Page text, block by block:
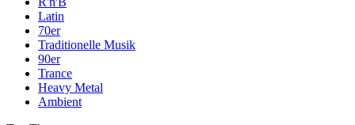
Latin
70er
Traditionelle Musik
90er
Trance
Heavy Metal
Ambient